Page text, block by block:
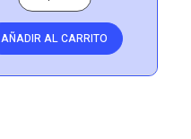
AÑADIR AL CARRITO